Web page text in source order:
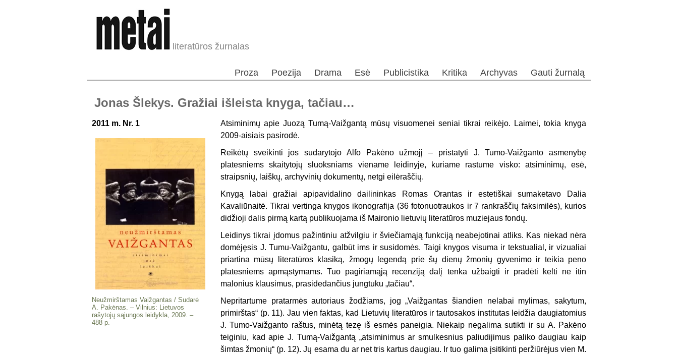
literatūros žurnalas
Proza Poezija Drama Esė Publicistika Kritika Archyvas Gauti žurnalą
Jonas Šlekys. Gražiai išleista knyga, tačiau…
2011 m. Nr. 1
Neužmirštamas Vaižgantas / Sudarė
A. Pakėnas. – Vilnius: Lietuvos
rašytojų sąjun­gos leidykla, 2009. –
488 p.
Atsiminimų apie Juozą Tumą-Vaiž­gantą mūsų visuomenei seniai tikrai reikėjo. Laimei, tokia knyga
2009-aisiais pasirodė.
Reikėtų sveikinti jos sudarytojo Alfo Pakėno užmojį – pristatyti J. Tu­mo-Vaižganto asmenybę
platesniems skaitytojų sluoksniams viename leidi­nyje, kuriame rastume visko: atsimini­mų, esė,
straipsnių, laiškų, archyvinių dokumentų, netgi eilėraščių.
Knygą labai gražiai apipavidalino dailininkas Romas Orantas ir estetiš­kai sumaketavo Dalia
Kavaliūnaitė. Tikrai vertinga knygos ikonografija (36 fotonuotraukos ir 7 rankraščių fak­similės), kurios
didžioji dalis pirmą kartą publikuojama iš Maironio lietu­vių literatūros muziejaus fondų.
Leidinys tikrai įdomus pažintiniu atžvilgiu ir šviečiamąją funkciją ne­abejotinai atliks. Kas niekad nėra
domėjęsis J. Tumu-Vaižgantu, galbūt ims ir susidomės. Taigi knygos visuma ir tekstualial, ir vizualiai
priartina mūsų literatūros klasiką, žmogų legendą prie šų dienų žmonių gyvenimo ir teikia peno
platesniems apmąstymams. Tuo pagiriamąją recenziją dalį tenka užbaigti ir pradėti kelti ne itin
malonius klausimus, prasidedan­čius jungtuku „tačiau“.
Nepritartume pratarmės autoriaus žodžiams, jog „Vaižgantas šiandien ne­labai mylimas, sakytum,
primirštas“ (p. 11). Jau vien faktas, kad Lietuvių literatūros ir tautosakos institutas lei­džia daugiatomius
J. Tumo-Vaižganto raštus, minėtą tezę iš esmės paneigia. Niekaip negalima sutikti ir su A. Pa­kėno
teiginiu, kad apie J. Tumą-Vaiž­gantą „atsiminimus ar smulkesnius pa­liudijimus paliko daugiau kaip
šimtas žmonių“ (p. 12). Jų esama du ar net tris kartus daugiau. Ir tuo galima įsitikin­ti peržiūrėjus vien M.